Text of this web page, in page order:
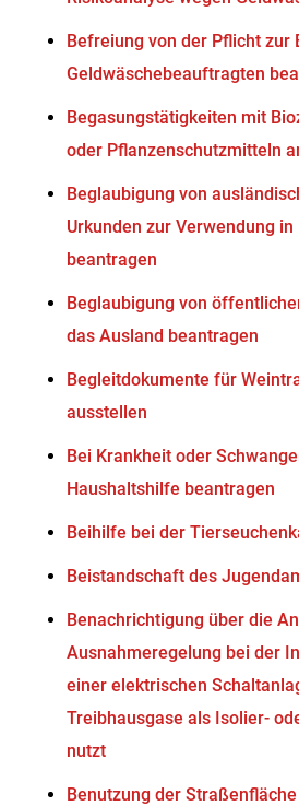
Befreiung von der Pflicht zur
Geldwäschebeauftragten
Begasungstätigkeiten mit
oder Pflanzenschutzmitteln
Beglaubigung von
Urkunden zur Verwendung in
beantragen
Beglaubigung von
das Ausland beantragen
Begleitdokumente für
ausstellen
Bei Krankheit oder
Haushaltshilfe beantragen
Beihilfe bei der
Beistandschaft des
Benachrichtigung über die
Ausnahmeregelung bei der
einer elektrischen
Treibhausgase als Isolier-
nutzt
Benutzung der